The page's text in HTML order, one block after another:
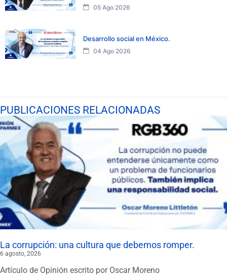
05 Ago 2026
Desarrollo social en México.
04 Ago 2026
PUBLICACIONES RELACIONADAS
La corrupción: una cultura que debemos romper.
6 agosto, 2026
Artículo de Opinión escrito por Oscar Moreno